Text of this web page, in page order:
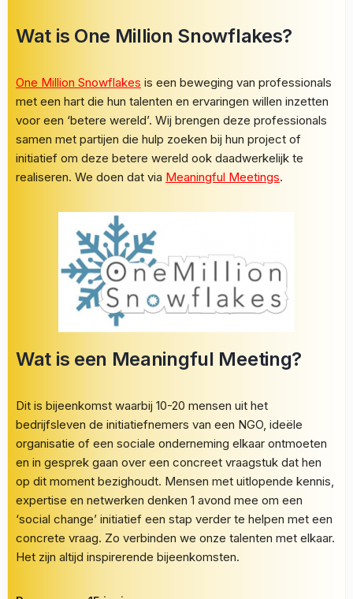
Wat is One Million Snowflakes?
One Million Snowflakes is een beweging van professionals
met een hart die hun talenten en ervaringen willen inzetten
voor een ‘betere wereld’. Wij brengen deze professionals
samen met partijen die hulp zoeken bij hun project of
initiatief om deze betere wereld ook daadwerkelijk te
realiseren. We doen dat via Meaningful Meetings.
Wat is een Meaningful Meeting?
Dit is bijeenkomst waarbij 10-20 mensen uit het
bedrijfsleven de initiatiefnemers van een NGO, ideële
organisatie of een sociale onderneming elkaar ontmoeten
en in gesprek gaan over een concreet vraagstuk dat hen
op dit moment bezighoudt. Mensen met uitlopende kennis,
expertise en netwerken denken 1 avond mee om een
‘social change’ initiatief een stap verder te helpen met een
concrete vraag. Zo verbinden we onze talenten met elkaar.
Het zijn altijd inspirerende bijeenkomsten.